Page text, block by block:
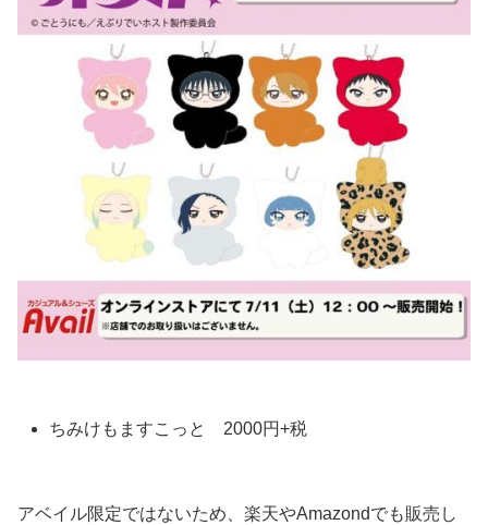
ちみけもますこっと 2000円+税
アベイル限定ではないため、楽天やAmazondでも販売し